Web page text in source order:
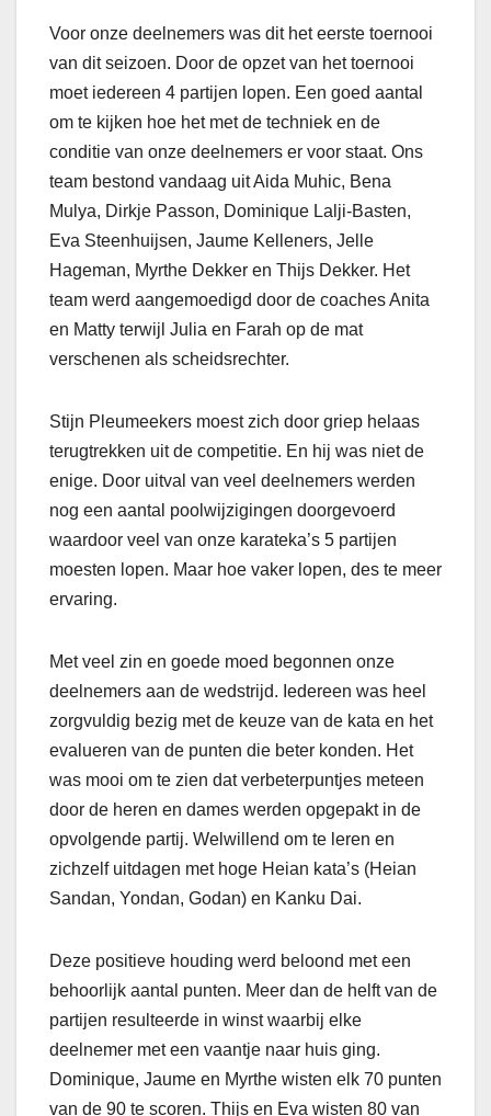
Voor onze deelnemers was dit het eerste toernooi
van dit seizoen. Door de opzet van het toernooi
moet iedereen 4 partijen lopen. Een goed aantal
om te kijken hoe het met de techniek en de
conditie van onze deelnemers er voor staat. Ons
team bestond vandaag uit Aida Muhic, Bena
Mulya, Dirkje Passon, Dominique Lalji-Basten,
Eva Steenhuijsen, Jaume Kelleners, Jelle
Hageman, Myrthe Dekker en Thijs Dekker. Het
team werd aangemoedigd door de coaches Anita
en Matty terwijl Julia en Farah op de mat
verschenen als scheidsrechter.
Stijn Pleumeekers moest zich door griep helaas
terugtrekken uit de competitie. En hij was niet de
enige. Door uitval van veel deelnemers werden
nog een aantal poolwijzigingen doorgevoerd
waardoor veel van onze karateka’s 5 partijen
moesten lopen. Maar hoe vaker lopen, des te meer
ervaring.
Met veel zin en goede moed begonnen onze
deelnemers aan de wedstrijd. Iedereen was heel
zorgvuldig bezig met de keuze van de kata en het
evalueren van de punten die beter konden. Het
was mooi om te zien dat verbeterpuntjes meteen
door de heren en dames werden opgepakt in de
opvolgende partij. Welwillend om te leren en
zichzelf uitdagen met hoge Heian kata’s (Heian
Sandan, Yondan, Godan) en Kanku Dai.
Deze positieve houding werd beloond met een
behoorlijk aantal punten. Meer dan de helft van de
partijen resulteerde in winst waarbij elke
deelnemer met een vaantje naar huis ging.
Dominique, Jaume en Myrthe wisten elk 70 punten
van de 90 te scoren. Thijs en Eva wisten 80 van